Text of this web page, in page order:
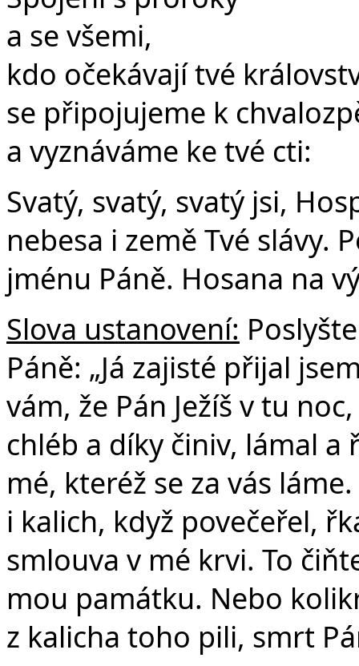
a se všemi,
kdo očekávají tvé
se připojujeme k
a vyznáváme ke tvé cti:
Svatý, svatý, svatý jsi,
nebesa i země Tvé slávy.
jménu Páně. Hosana na
Slova ustanovení:
Páně: „Já zajisté přijal
vám, že Pán Ježíš v tu
chléb a díky činiv, lámal a
mé, kteréž se za vás
i kalich, když povečeřel,
smlouva v mé krvi. To
mou památku. Nebo
z kalicha toho pili, smrt